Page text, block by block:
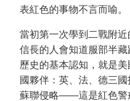
表紅色的事物不言而喻。
當初第一次學到二戰附
信長的人會知道服部半
歷史的基本認知，就是
國夥伴：英、法、德三
蘇聯侵略——這是紅色警